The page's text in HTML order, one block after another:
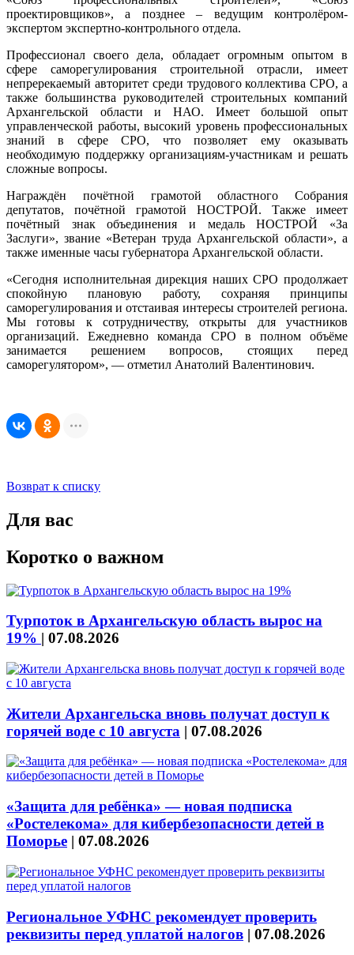
проектировщиков», а позднее – ведущим контролёром-
экспертом экспертно-контрольного отдела.
Профессионал своего дела, обладает огромным опытом в
сфере саморегулирования строительной отрасли, имеет
непререкаемый авторитет среди трудового коллектива СРО, а
также большинства руководителей строительных компаний
Архангельской области и НАО. Имеет большой опыт
управленческой работы, высокий уровень профессиональных
знаний в сфере СРО, что позволяет ему оказывать
необходимую поддержку организациям-участникам и решать
сложные вопросы.
Награждён почётной грамотой областного Собрания
депутатов, почётной грамотой НОСТРОЙ. Также имеет
почётный знак объединения и медаль НОСТРОЙ «За
Заслуги», звание «Ветеран труда Архангельской области», а
также именные часы губернатора Архангельской области.
«Сегодня исполнительная дирекция наших СРО продолжает
спокойную плановую работу, сохраняя принципы
саморегулирования и отстаивая интересы строителей региона.
Мы готовы к сотрудничеству, открыты для участников
организаций. Ежедневно команда СРО в полном объёме
занимается решением вопросов, стоящих перед
саморегулятором», — отметил Анатолий Валентинович.
Возврат к списку
Для вас
Коротко о важном
Турпоток в Архангельскую область вырос на
19% | 07.08.2026
Жители Архангельска вновь получат доступ к
горячей воде с 10 августа | 07.08.2026
«Защита для ребёнка» — новая подписка
«Ростелекома» для кибербезопасности детей в
Поморье | 07.08.2026
Региональное УФНС рекомендует проверить
реквизиты перед уплатой налогов | 07.08.2026